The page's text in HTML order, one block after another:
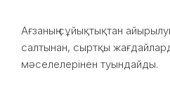
Ағзаның сұйықтықтан
салтынан, сыртқы
мәселелерінен туындайды.